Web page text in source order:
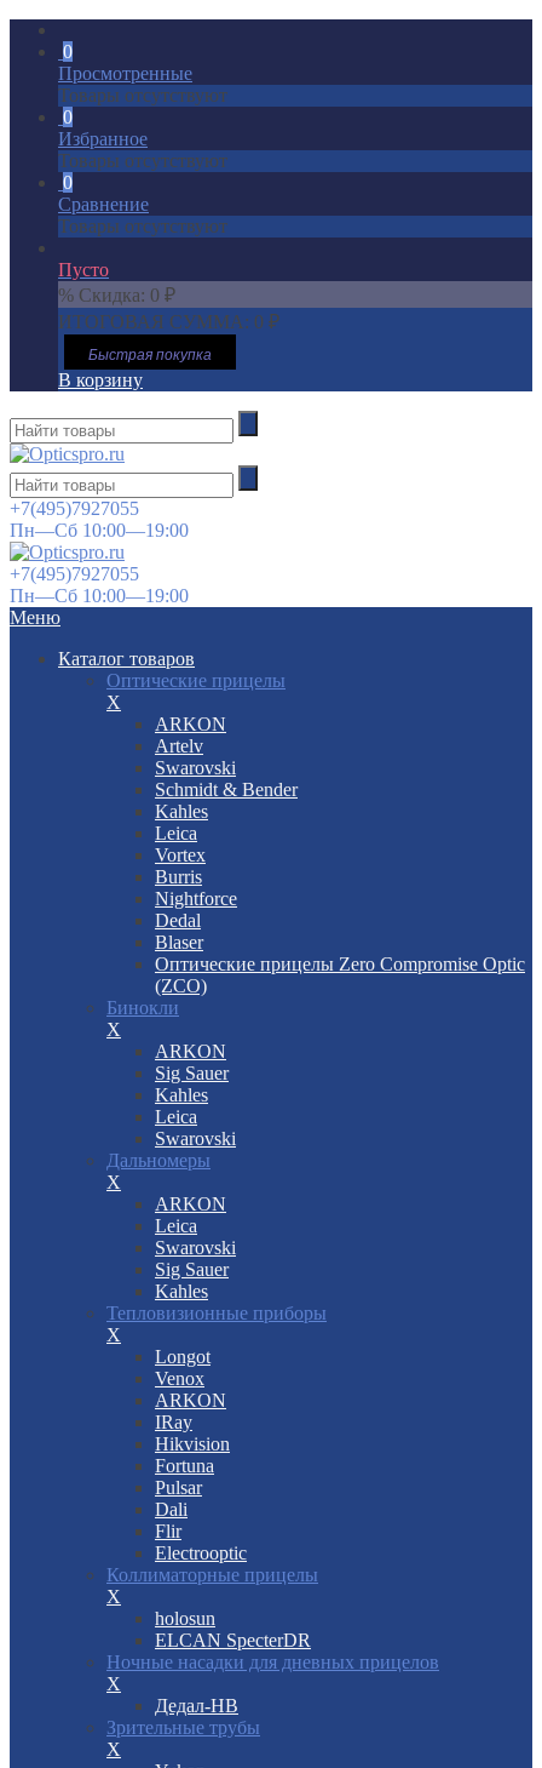
0
Просмотренные
Товары отсутствуют
0
Избранное
Товары отсутствуют
0
Сравнение
Товары отсутствуют
Пусто
% Скидка: 0 ₽
ИТОГОВАЯ СУММА: 0 ₽
Быстрая покупка
В корзину
+7(495)7927055
Пн—Сб 10:00—19:00
+7(495)7927055
Пн—Сб 10:00—19:00
Меню
Каталог товаров
Оптические прицелы
X
ARKON
Artelv
Swarovski
Schmidt & Bender
Kahles
Leica
Vortex
Burris
Nightforce
Dedal
Blaser
Оптические прицелы Zero Compromise Optic
(ZCO)
Бинокли
X
ARKON
Sig Sauer
Kahles
Leica
Swarovski
Дальномеры
X
ARKON
Leica
Swarovski
Sig Sauer
Kahles
Тепловизионные приборы
X
Longot
Venox
ARKON
IRay
Hikvision
Fortuna
Pulsar
Dali
Flir
Electrooptic
Коллиматорные прицелы
X
holosun
ELCAN SpecterDR
Ночные насадки для дневных прицелов
X
Дедал-НВ
Зрительные трубы
X